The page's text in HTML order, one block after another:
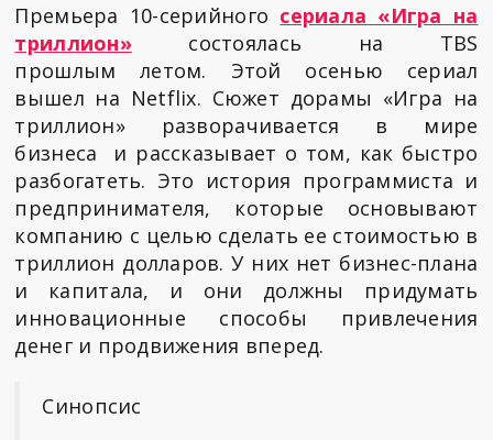
Премьера 10-серийного сериала «Игра на
триллион»состоялась на TBS
прошлым летом. Этой осенью сериал
вышел на Netflix. Сюжет дорамы «Игра на
триллион» разворачивается в мире
бизнеса и рассказывает о том, как быстро
разбогатеть. Это история программиста и
предпринимателя, которые основывают
компанию с целью сделать ее стоимостью в
триллион долларов. У них нет бизнес-плана
и капитала, и они должны придумать
инновационные способы привлечения
денег и продвижения вперед.
Синопсис